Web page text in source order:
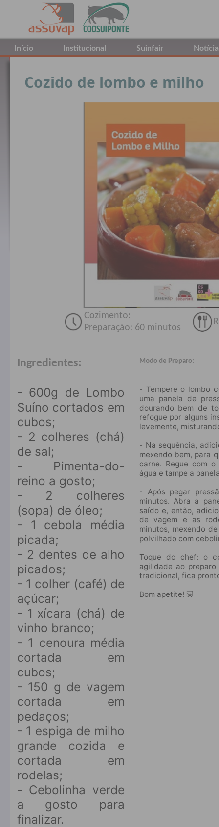
Início Institucional Suinfair
Cozido de lombo e milho
Cozimento:
Preparação: 60 minutos
Modo de Preparo:
- Tempere o lombo
uma panela de
dourando bem de
refogue por alguns
levemente,
- Na sequência,
mexendo bem, para
carne. Regue com
água e tampe a
- Após pegar
minutos. Abra a
saído e, então,
de vagem e as
minutos, mexendo
polvilhado com
Toque do chef: o
agilidade ao
tradicional, fica
Bom apetite! 🐷
Ingredientes:
- 600g de Lombo
Suíno cortados em
cubos;⠀
- 2 colheres (chá)
de sal;⠀
- Pimenta-do-
reino a gosto;⠀
- 2 colheres
(sopa) de óleo;⠀
- 1 cebola média
picada;⠀
- 2 dentes de alho
picados;⠀
- 1 colher (café) de
açúcar;⠀
- 1 xícara (chá) de
vinho branco;⠀
- 1 cenoura média
cortada em
cubos;⠀
- 150 g de vagem
cortada em
pedaços;⠀
- 1 espiga de milho
grande cozida e
cortada em
rodelas;⠀
- Cebolinha verde
a gosto para
finalizar.⠀